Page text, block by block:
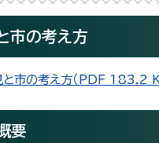
市の考え方
と市の考え方（PDF 183.2
要